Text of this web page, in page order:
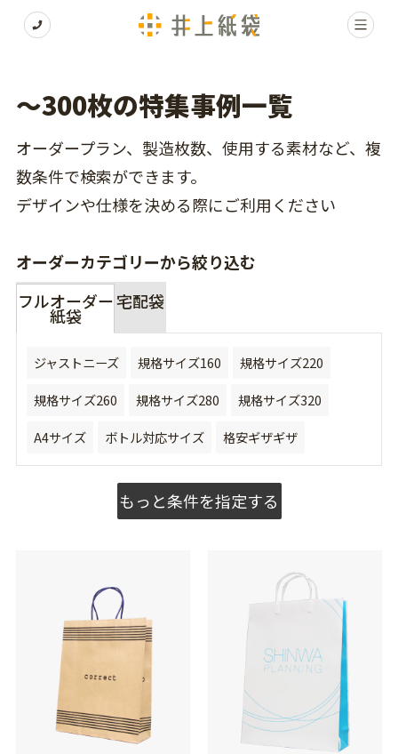
〜300枚の特集事例一覧
オーダープラン、製造枚数、使用する素材など、複
数条件で検索ができます。
デザインや仕様を決める際にご利用ください
オーダーカテゴリーから絞り込む
フルオーダー
紙袋
宅配袋
ジャストニーズ 規格サイズ160
規格サイズ220
規格サイズ260
規格サイズ280
規格サイズ320
A4サイズ
ボトル対応サイズ 格安ギザギザ
もっと条件を指定する